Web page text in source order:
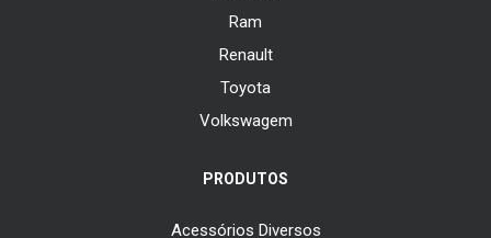
Ram
Renault
Toyota
Volkswagem
PRODUTOS
Acessórios Diversos